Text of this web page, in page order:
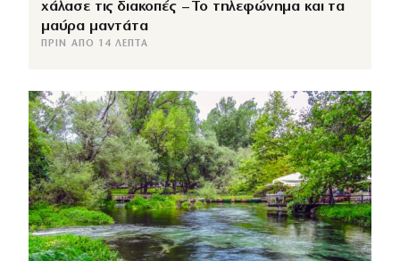
χάλασε τις διακοπές – Το τηλεφώνημα και τα
μαύρα μαντάτα
ΠΡΙΝ ΑΠΌ 14 ΛΕΠΤΆ